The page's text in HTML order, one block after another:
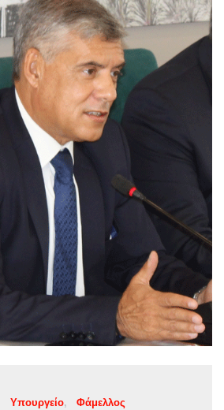
Υπουργείο Φάμελλος